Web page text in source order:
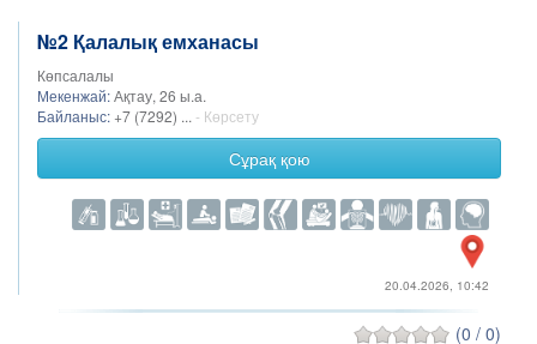
№2 Қалалық емханасы
Көпсалалы
Мекенжай:Ақтау, 26 ы.а.
Байланыс: +7 (7292) ... - Көрсету
Сұрақ қою
20.04.2026, 10:42
(0 / 0)